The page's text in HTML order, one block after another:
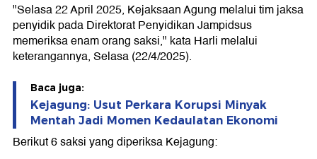
"Selasa 22 April 2025, Kejaksaan Agung melalui tim jaksa
penyidik pada Direktorat Penyidikan Jampidsus
memeriksa enam orang saksi," kata Harli melalui
keterangannya, Selasa (22/4/2025).
Baca juga:
Kejagung: Usut Perkara Korupsi Minyak
Mentah Jadi Momen Kedaulatan Ekonomi
Berikut 6 saksi yang diperiksa Kejagung: